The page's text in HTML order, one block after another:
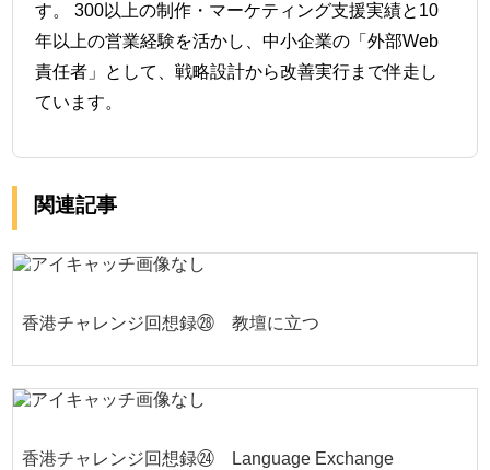
す。 300以上の制作・マーケティング支援実績と10
年以上の営業経験を活かし、中小企業の「外部Web
責任者」として、戦略設計から改善実行まで伴走し
ています。
関連記事
香港チャレンジ回想録㉘ 教壇に立つ
香港チャレンジ回想録㉔ Language Exchange